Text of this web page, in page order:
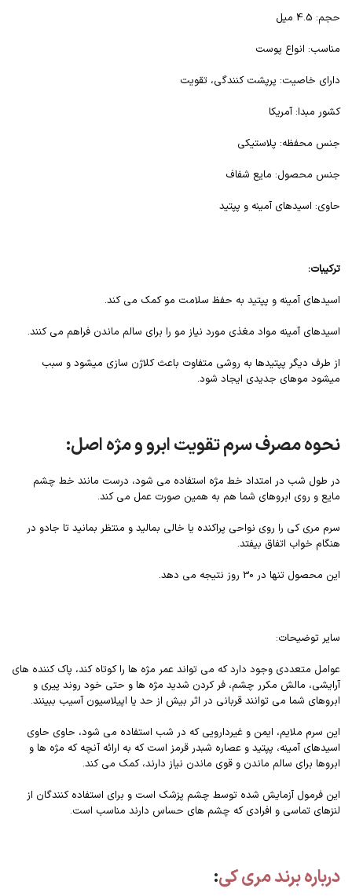
حجم: 4.5 میل
مناسب: انواع پوست
دارای خاصیت: پرپشت کنندگی، تقویت
کشور مبدا: آمریکا
جنس محفظه: پلاستیکی
جنس محصول: مایع شفاف
حاوی: اسیدهای آمینه و پپتید
ترکیبات:
اسیدهای آمینه و پپتید به حفظ سلامت مو کمک می کند.
اسیدهای آمینه مواد مغذی مورد نیاز مو را برای سالم ماندن فراهم می کنند.
از طرف دیگر پپتیدها به روشی متفاوت باعث کلاژن سازی میشود و سبب
میشود موهای جدیدی ایجاد شود.
نحوه مصرف سرم تقویت ابرو و مژه اصل:
در طول شب در امتداد خط مژه استفاده می شود، درست مانند خط چشم
مایع و روی ابروهای شما هم به همین صورت عمل می کند.
سرم مری کی را روی نواحی پراکنده یا خالی بمالید و منتظر بمانید تا جادو در
هنگام خواب اتفاق بیفتد.
این محصول تنها در 30 روز نتیجه می دهد.
سایر توضیحات:
عوامل متعددی وجود دارد که می تواند عمر مژه ها را کوتاه کند، پاک کننده های
آرایشی، مالش مکرر چشم، فر کردن شدید مژه ها و حتی خود روند پیری و
ابروهای شما می توانند قربانی در اثر بیش از حد یا اپیلاسیون آسیب ببینند.
این سرم ملایم، ایمن و غیردارویی که در شب استفاده می شود، حاوی حاوی
اسیدهای آمینه، پپتید و عصاره شبدر قرمز است که به ارائه آنچه که مژه ها و
ابروها برای سالم ماندن و قوی ماندن نیاز دارند، کمک می کند.
این فرمول آزمایش شده توسط چشم پزشک است و برای استفاده کنندگان از
لنزهای تماسی و افرادی که چشم های حساس دارند مناسب است.
درباره برند مری کی: